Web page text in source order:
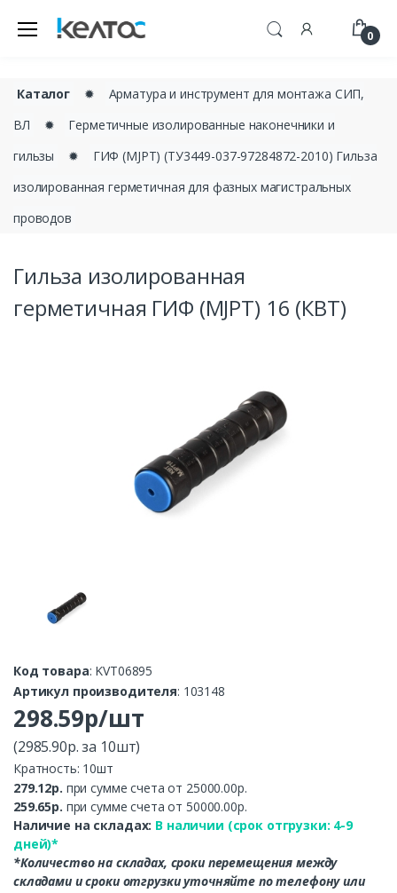
0
Каталог ✹
Арматура и инструмент для монтажа СИП,
ВЛ
✹
Герметичные изолированные наконечники и
гильзы
✹
ГИФ (MJPT) (ТУ3449-037-97284872-2010) Гильза
изолированная герметичная для фазных магистральных
проводов
Гильза изолированная
герметичная ГИФ (MJPT) 16 (КВТ)
Код товара: KVT06895
Артикул производителя: 103148
298.59р/шт
(2985.90р. за 10шт)
Кратность: 10шт
279.12р. при сумме счета от 25000.00р.
259.65р. при сумме счета от 50000.00р.
Наличие на складах: В наличии (срок отгрузки: 4-9
дней)*
*Количество на складах, сроки перемещения между
складами и сроки отгрузки уточняйте по телефону или